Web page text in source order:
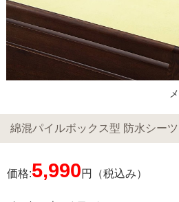
綿混パイルボックス型 防水シーツ
価格:5,990円（税込み）